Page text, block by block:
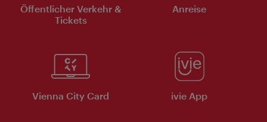
Öffentlicher Verkehr &
Tickets
Anreise
Vienna City Card ivie App